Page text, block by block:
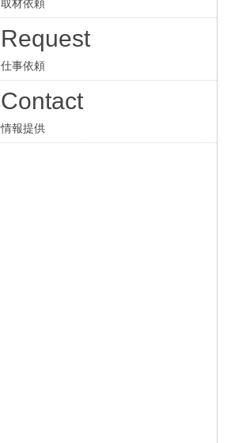
取材依頼
Request
仕事依頼
Contact
情報提供